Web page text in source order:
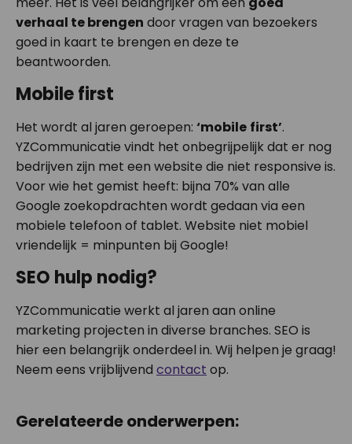
verhaal te brengen door vragen van bezoekers
goed in kaart te brengen en deze te
beantwoorden.
Mobile first
Het wordt al jaren geroepen: ‘mobile first’.
YZCommunicatie vindt het onbegrijpelijk dat er nog
bedrijven zijn met een website die niet responsive is.
Voor wie het gemist heeft: bijna 70% van alle
Google zoekopdrachten wordt gedaan via een
mobiele telefoon of tablet. Website niet mobiel
vriendelijk = minpunten bij Google!
SEO hulp nodig?
YZCommunicatie werkt al jaren aan online
marketing projecten in diverse branches. SEO is
hier een belangrijk onderdeel in. Wij helpen je graag!
Neem eens vrijblijvend contact op.
Gerelateerde onderwerpen: